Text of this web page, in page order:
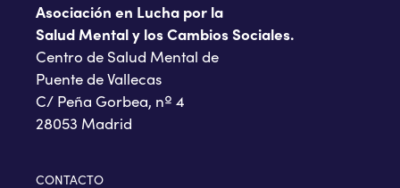
Asociación en Lucha por la
Salud Mental y los Cambios Sociales.
Centro de Salud Mental de
Puente de Vallecas
C/ Peña Gorbea, nº 4
28053 Madrid
CONTACTO